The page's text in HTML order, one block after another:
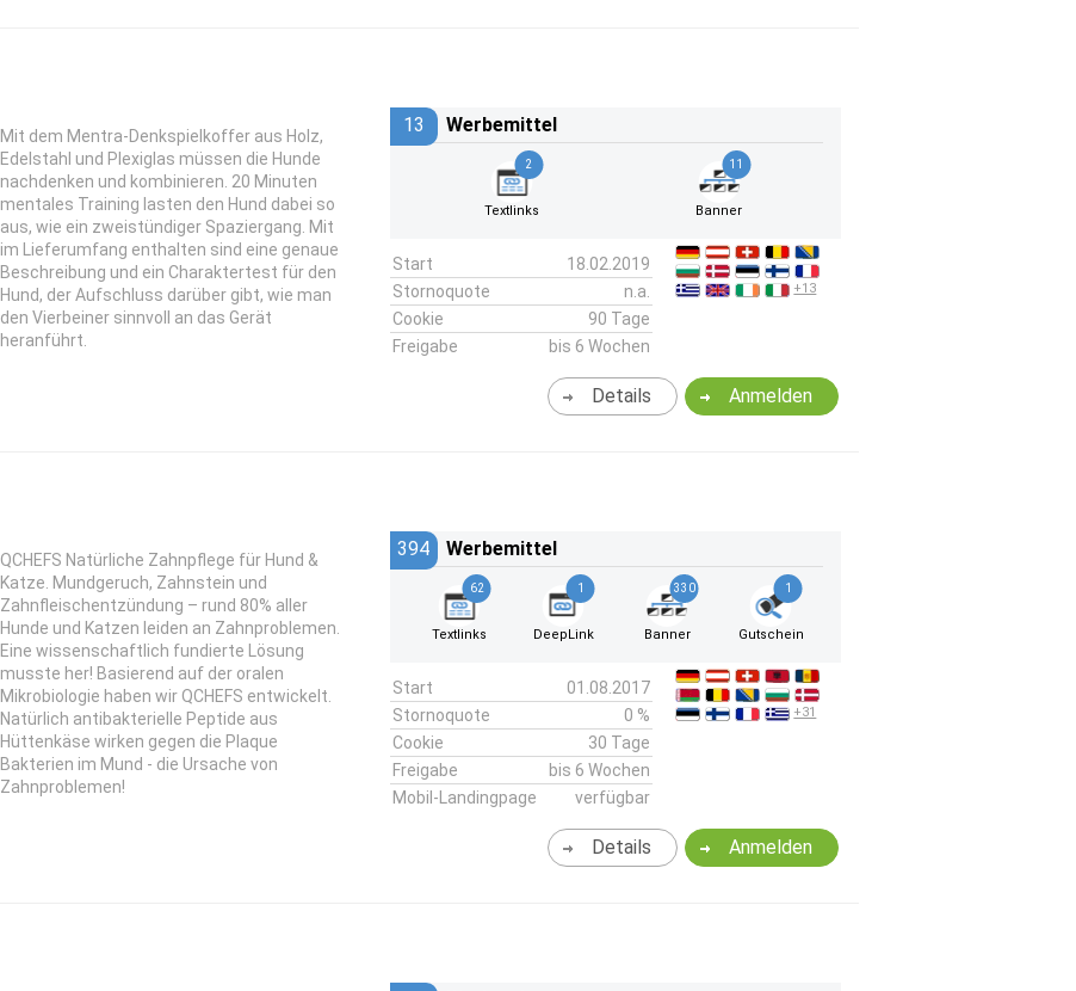
Mit dem Mentra-Denkspielkoffer aus Holz,
Edelstahl und Plexiglas müssen die Hunde
nachdenken und kombinieren. 20 Minuten
mentales Training lasten den Hund dabei so
aus, wie ein zweistündiger Spaziergang. Mit
im Lieferumfang enthalten sind eine genaue
Beschreibung und ein Charaktertest für den
Hund, der Aufschluss darüber gibt, wie man
den Vierbeiner sinnvoll an das Gerät
heranführt.
13 Werbemittel
2
Textlinks
11
Banner
Start
18.02.2019
Stornoquote
n.a.
Cookie
90 Tage
Freigabe
bis 6 Wochen
+13
Anmelden
Details
QCHEFS Natürliche Zahnpflege für Hund &
Katze. Mundgeruch, Zahnstein und
Zahnfleischentzündung – rund 80% aller
Hunde und Katzen leiden an Zahnproblemen.
Eine wissenschaftlich fundierte Lösung
musste her! Basierend auf der oralen
Mikrobiologie haben wir QCHEFS entwickelt.
Natürlich antibakterielle Peptide aus
Hüttenkäse wirken gegen die Plaque
Bakterien im Mund - die Ursache von
Zahnproblemen!
394 Werbemittel
62
Textlinks
1
DeepLink
330
Banner
1
Gutschein
Start
01.08.2017
Stornoquote
0 %
Cookie
30 Tage
Freigabe
bis 6 Wochen
Mobil-Landingpage
verfügbar
+31
Anmelden
Details